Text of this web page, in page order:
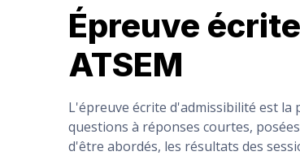
Épreuve
ATSEM
L'épreuve écrite d'admissibilité est la
questions à réponses courtes,
d'être abordés, les résultats des